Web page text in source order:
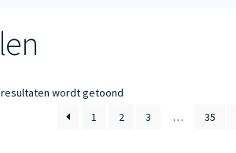
resultaten wordt getoondGesorteerd
1 2 3 … 35